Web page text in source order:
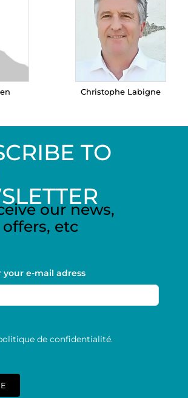
Christophe Labigne
TO
our news,
etc
your e-mail adress
de confidentialité.